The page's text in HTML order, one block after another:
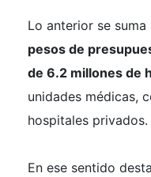
Lo anterior se suma
pesos de
de 6.2 millones de
unidades médicas,
hospitales privados.
En ese sentido